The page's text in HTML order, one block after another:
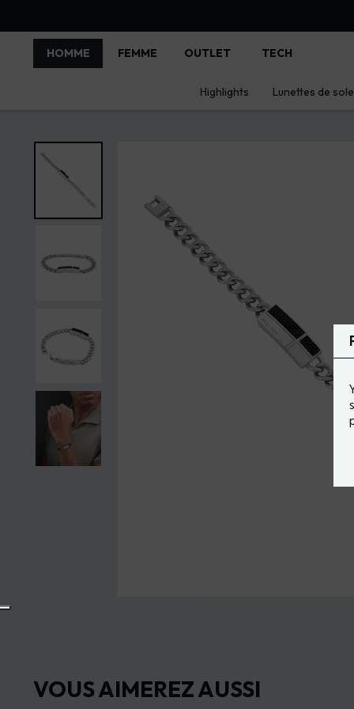
HOMME FEMME OUTLET TECH
Highlights Lunettes de
VOUS AIMEREZ AUSSI